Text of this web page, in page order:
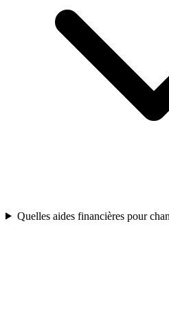
Quelles aides financières pour